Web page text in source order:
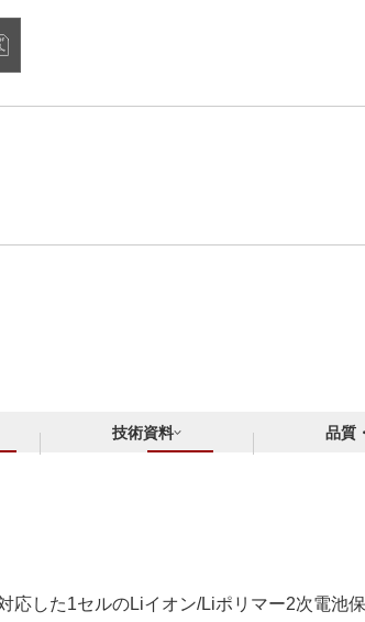
技術資料 品質
応した1セルのLiイオン/Liポリマー2次電池